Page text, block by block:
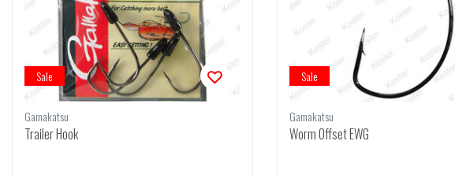
Sale
Gamakatsu
Trailer Hook
Sale
Gamakatsu
Worm Offset EWG